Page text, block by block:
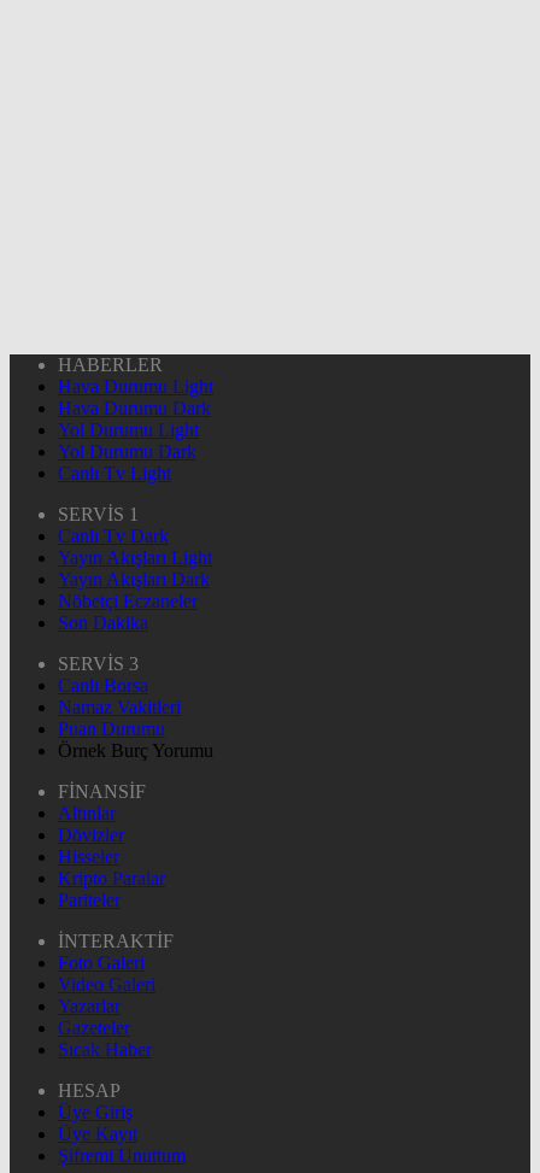
HABERLER
Hava Durumu Light
Hava Durumu Dark
Yol Durumu Light
Yol Durumu Dark
Canlı Tv Light
SERVİS 1
Canlı Tv Dark
Yayın Akışları Light
Yayın Akışları Dark
Nöbetçi Eczaneler
Son Dakika
SERVİS 3
Canlı Borsa
Namaz Vakitleri
Puan Durumu
Örnek Burç Yorumu
FİNANSİF
Altınlar
Dövizler
Hisseler
Kripto Paralar
Pariteler
İNTERAKTİF
Foto Galeri
Video Galeri
Yazarlar
Gazeteler
Sıcak Haber
HESAP
Üye Giriş
Üye Kayıt
Şifremi Unuttum